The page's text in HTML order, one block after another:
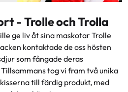
- Trolle och Trolla
ge liv åt sina maskotar Trolle
kontaktade de oss hösten
som fångade deras
tog vi fram två unika
till färdig produkt, med